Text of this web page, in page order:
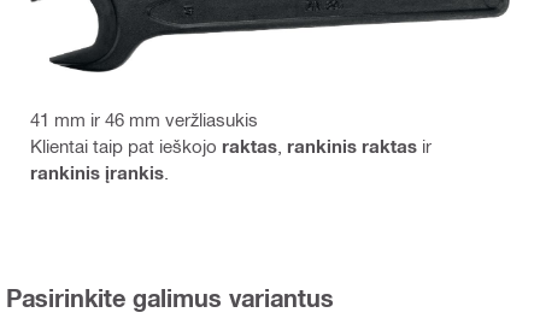
41 mm ir 46 mm veržliasukis
Klientai taip pat ieškojo raktas rankinis raktas ir
rankinis įrankis
Pasirinkite galimus variantus